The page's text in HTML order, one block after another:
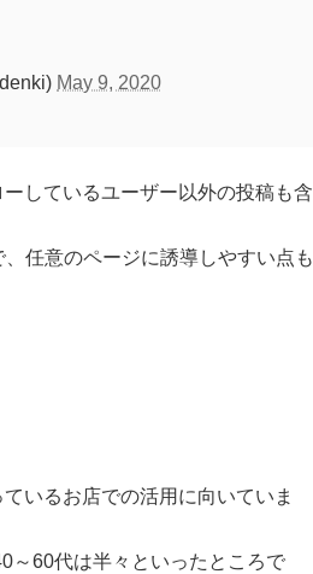
May 9, 2020
しているユーザー以外の投稿も含
任意のページに誘導しやすい点も
いるお店での活用に向いていま
～60代は半々といったところで